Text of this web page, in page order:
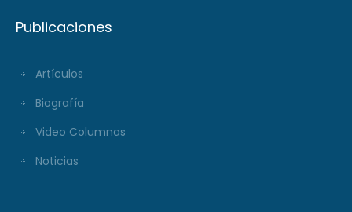
Publicaciones
Artículos
Biografía
Video Columnas
Noticias